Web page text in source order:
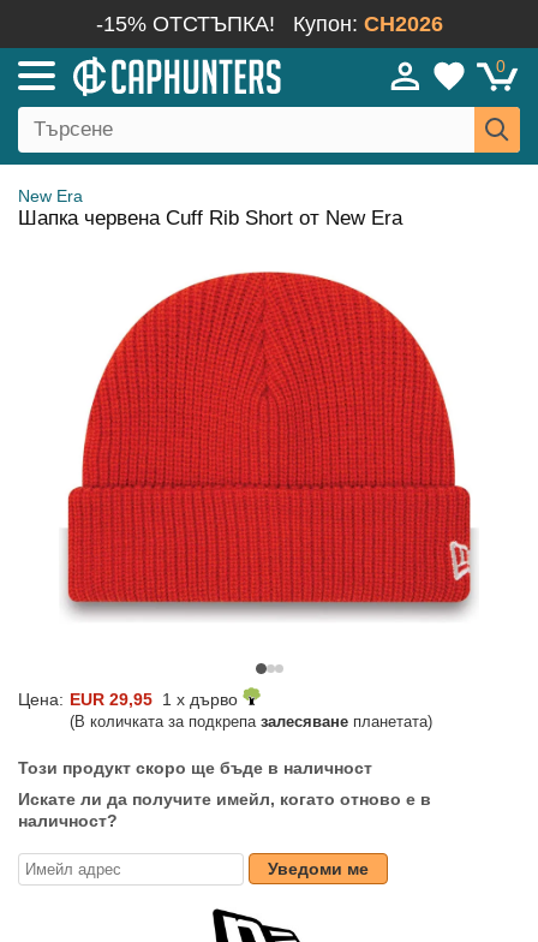
-15% ОТСТЪПКА! Купон: CH2026
0
New Era
Шапка червена Cuff Rib Short от New Era
Цена: EUR 29,95 1 x дърво
(В количката за подкрепа залесяване планетата)
Този продукт скоро ще бъде в наличност
Искате ли да получите имейл, когато отново е в
наличност?
Уведоми ме